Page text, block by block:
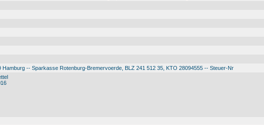
-- Sparkasse Rotenburg-Bremervoerde, BLZ 241 512 35, KTO 28094555 -- Steuer-Nr